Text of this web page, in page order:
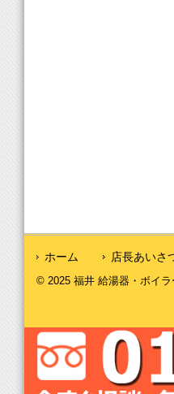
ホーム 店長あいさ
© 2025 福井 給湯器・ボイ